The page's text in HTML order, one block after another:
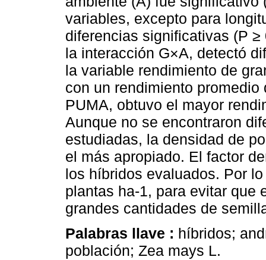
variables, excepto para
diferencias significativas (P
la interacción G×A, detectó
la variable rendimiento de
con un rendimiento
PUMA, obtuvo el mayor
Aunque no se encontraron
estudiadas, la densidad de
el más apropiado. El factor
los híbridos evaluados. Por
plantas ha-1, para evitar que
grandes cantidades de
Palabras llave : híbridos;
población; Zea mays L.